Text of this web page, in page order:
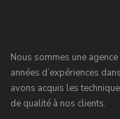
Nous sommes une
années d’expériences
avons acquis les
de qualité à nos clients.